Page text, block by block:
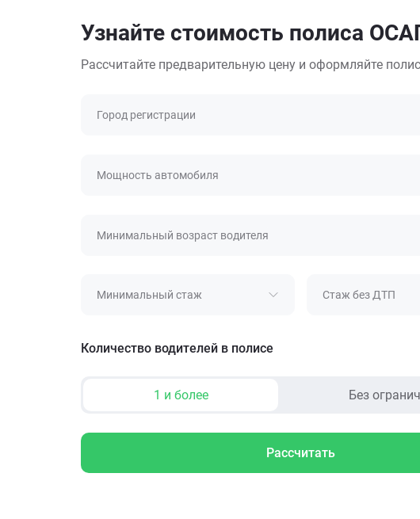
Узнайте стоимость полиса
Рассчитайте предварительную цену и оформляйте
Город регистрации
Мощность автомобиля
Минимальный возраст водителя
Минимальный стаж Стаж без ДТП
Количество водителей в полисе
1 и более Без
Рассчитать